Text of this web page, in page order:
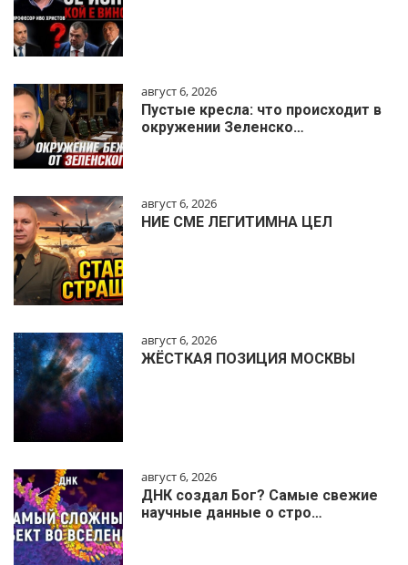
август 6, 2026
Пустые кресла: что происходит в
окружении Зеленско…
август 6, 2026
НИЕ СМЕ ЛЕГИТИМНА ЦЕЛ
август 6, 2026
ЖЁСТКАЯ ПОЗИЦИЯ МОСКВЫ
август 6, 2026
ДНК создал Бог? Самые свежие
научные данные о стро…